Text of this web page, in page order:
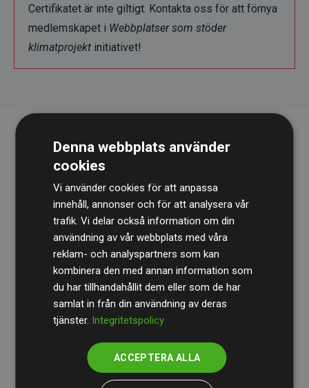
Certifikatet är inte giltigt. Kontakta oss för att förnya
medlemskapet i Webbplatser som stöder
klimatprojekt initiativet!
RevisionsbyrånBDOgranskar kontinuerligt våra
beräkningar och vår metod för att säkerställa
transparens och tillförlitlighet.
Deras granskning visar att våra investeringar i
klimatprojekt i genomsnitt kompenserar för
de beräknade CO₂-utsläppenfrån
medlemswebbplatser – ett tydligt bevis på att vårt
arbetssätt ger mätbar klimatnytta.
Denna webbplats använder
cookies
Vi använder cookies för att anpassa
innehåll, annonser och för att analysera vår
trafik. Vi delar också information om din
användning av vår webbplats med våra
reklam- och analyspartners som kan
kombinera den med annan information som
du har tillhandahållit dem eller som de har
samlat in från din användning av deras
tjänster. Integritetspolicy
ACCEPTERA ALLA